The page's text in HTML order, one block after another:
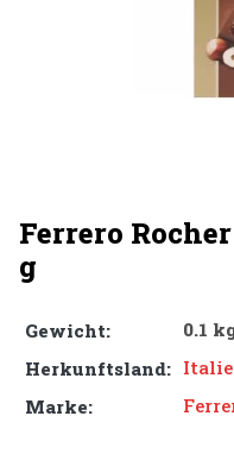
Ferrero
g
Gewicht:
0.1
Herkunftsland:
Marke: